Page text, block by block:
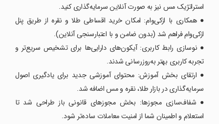
استراتژیک مس نیز به صورت آنلاین سرمایه‌گذاری کنید.
● همکاری با ازکی‌وام: امکان خرید اقساطی طلا و نقره از طریق پنل
ازکی‌وام فراهم شد (بدون ضامن و با اعتبارسنجی آنلاین).
● نوسازی رابط کاربری: آیکون‌های دارایی‌ها برای تشخیص سریع‌تر و
تجربه کاربری بهتر به‌روزرسانی شدند.
● ارتقای بخش آموزش: محتوای آموزشی جدید برای یادگیری اصول
سرمایه‌گذاری در بازار طلا، نقره و مس اضافه شد.
● شفاف‌سازی مجوزها: بخش مجوزهای قانونی باز طراحی شد تا
استعلام و اطمینان شما از امنیت معاملات ساده‌تر شود.